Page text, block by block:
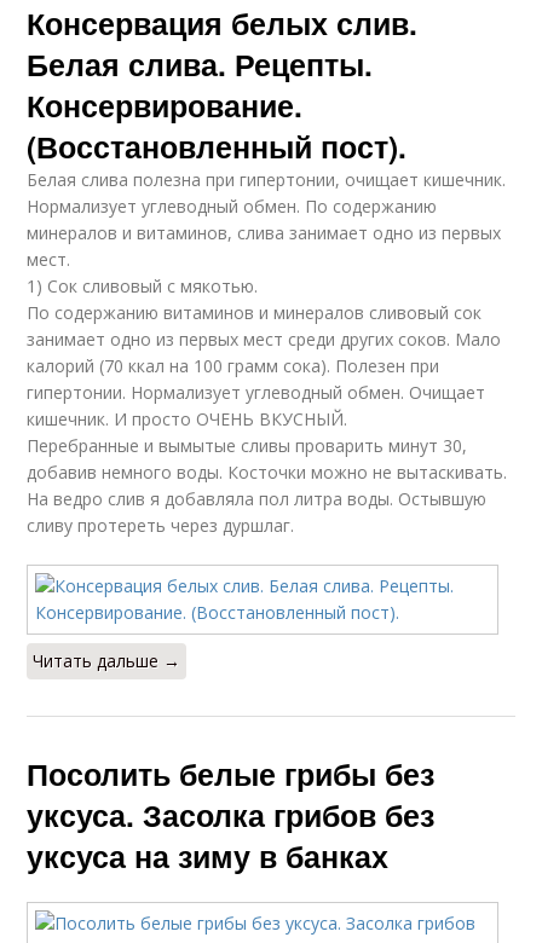
Консервация белых слив.
Белая слива. Рецепты.
Консервирование.
(Восстановленный пост).
Белая слива полезна при гипертонии, очищает кишечник.
Нормализует углеводный обмен. По содержанию
минералов и витаминов, слива занимает одно из первых
мест.
1) Сок сливовый с мякотью.
По содержанию витаминов и минералов сливовый сок
занимает одно из первых мест среди других соков. Мало
калорий (70 ккал на 100 грамм сока). Полезен при
гипертонии. Нормализует углеводный обмен. Очищает
кишечник. И просто ОЧЕНЬ ВКУСНЫЙ.
Перебранные и вымытые сливы проварить минут 30,
добавив немного воды. Косточки можно не вытаскивать.
На ведро слив я добавляла пол литра воды. Остывшую
сливу протереть через дуршлаг.
Читать дальше →
Посолить белые грибы без
уксуса. Засолка грибов без
уксуса на зиму в банках